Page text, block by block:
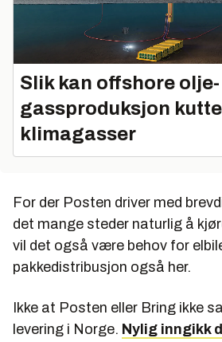
Slik kan offshore
gassproduksjon
klimagasser
For der Posten driver med
det mange steder naturlig å
vil det også være behov for
pakkedistribusjon også her.
Ikke at Posten eller Bring ikke
levering i Norge. Nylig inngikk